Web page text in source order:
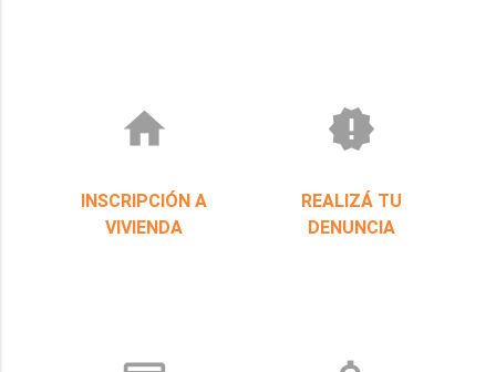
home
INSCRIPCIÓN A
VIVIENDA
new_releases
REALIZÁ TU
DENUNCIA